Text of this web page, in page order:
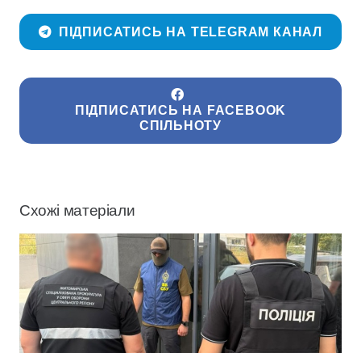
ПІДПИСАТИСЬ НА TELEGRAM КАНАЛ
ПІДПИСАТИСЬ НА FACEBOOK
СПІЛЬНОТУ
Схожі матеріали